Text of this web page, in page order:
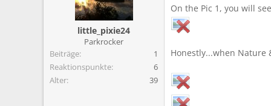
little_pixie24
Parkrocker
Beiträge
1
Reaktionspunkte
6
Alter
39
On the Pic 1, you will
Honestly...when Nature